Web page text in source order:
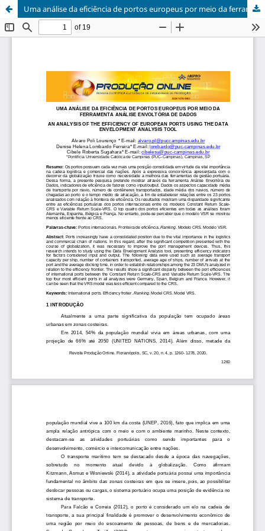
Uma análise da eficiência de portos europeus por meio da ferramenta análise envoltória de dados